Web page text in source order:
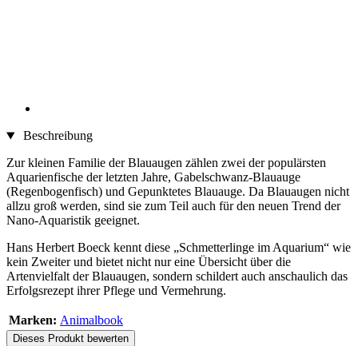
Beschreibung
Zur kleinen Familie der Blauaugen zählen zwei der populärsten
Aquarienfische der letzten Jahre, Gabelschwanz-Blauauge
(Regenbogenfisch) und Gepunktetes Blauauge. Da Blauaugen nicht
allzu groß werden, sind sie zum Teil auch für den neuen Trend der
Nano-Aquaristik geeignet.
Hans Herbert Boeck kennt diese „Schmetterlinge im Aquarium“ wie
kein Zweiter und bietet nicht nur eine Übersicht über die
Artenvielfalt der Blauaugen, sondern schildert auch anschaulich das
Erfolgsrezept ihrer Pflege und Vermehrung.
Marken: Animalbook
Dieses Produkt bewerten